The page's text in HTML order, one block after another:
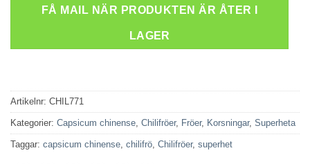
FÅ MAIL NÄR PRODUKTEN ÄR ÅTER I
LAGER
Artikelnr: CHIL771
Kategorier: Capsicum chinense, Chilifröer, Fröer, Korsningar, Superheta
Taggar: capsicum chinense, chilifrö, Chilifröer, superhet